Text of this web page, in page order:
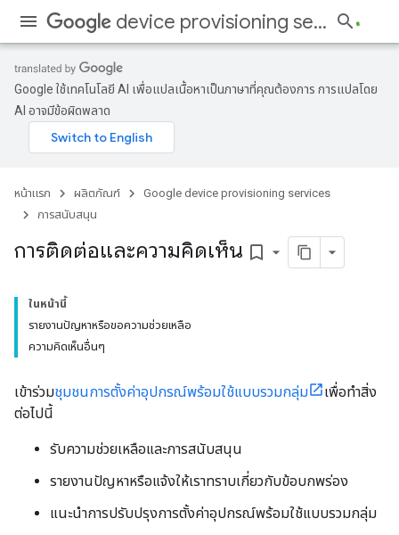
device provisioning services
Google ใช้เทคโนโลยี AI เพื่อแปลเนื้อหาเป็นภาษาที่คุณต้องการ การแปลโดย
AI อาจมีข้อผิดพลาด
หน้าแรก ผลิตภัณฑ์
Google device provisioning services
การสนับสนุน
การติดต่อและความคิดเห็น bookmark_border
ในหน้านี้
รายงานปัญหาหรือขอความช่วยเหลือ
ความคิดเห็นอื่นๆ
เข้าร่วมชุมชนการตั้งค่าอุปกรณ์พร้อมใช้แบบรวมกลุ่ม
เพื่อทำสิ่ง
ต่อไปนี้
รับความช่วยเหลือและการสนับสนุน
รายงานปัญหาหรือแจ้งให้เราทราบเกี่ยวกับข้อบกพร่อง
แนะนำการปรับปรุงการตั้งค่าอุปกรณ์พร้อมใช้แบบรวมกลุ่ม